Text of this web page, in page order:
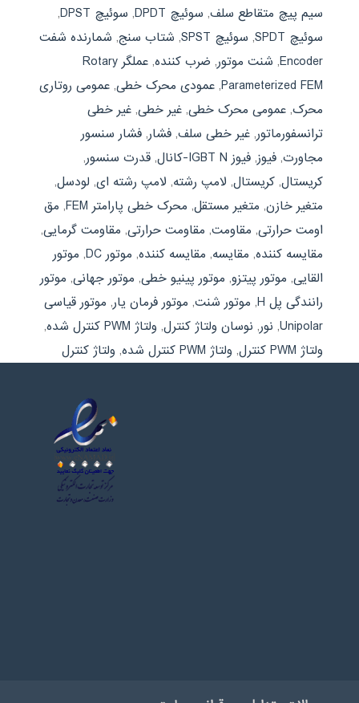
سیم پیچ متقاطع سلف, سوئیچ DPDT , سوئیچ DPST
,
سوئیچ SPDT
, سوئیچ SPST , شتاب سنج, شمارنده شفت
Encoder
, شنت موتور, ضرب کننده,
عملگر Rotary
Parameterized FEM
, عمودی محرک خطی, عمومی روتاری
محرک, عمومی محرک خطی, غیر خطی, غیر خطی
ترانسفورماتور, غیر خطی سلف, فشار, فشار سنسور
مجاورت, فیوز, فیوز IGBT N-کانال , قدرت سنسور,
كريستال, کریستال, لامپ رشته, لامپ رشته ای, لودسل,
متغیر خازن, متغیر مستقل, محرک خطی پارامتر FEM , مق
اومت حرارتی, مقاومت, مقاومت حرارتی, مقاومت گرمایی,
مقايسه كننده, مقایسه, مقایسه کننده, موتور DC , موتور
القایی, موتور پیتزو, موتور پینیو خطی, موتور جهانی, موتور
رانندگی پل H
, موتور شنت, موتور فرمان یار, موتور قیاسی
Unipolar
, نور, نوسان ولتاژ کنترل, ولتاژ PWM كنترل شده
,
ولتاژ PWM کنترل
, ولتاژ PWM کنترل شده , ولتاژ کنترل